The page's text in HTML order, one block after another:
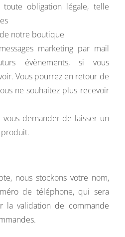
obligation légale, telle
notre boutique
marketing par mail
évènements, si vous
Vous pourrez en retour de
ne souhaitez plus recevoir
demander de laisser un
nous stockons votre nom,
de téléphone, qui sera
la validation de commande